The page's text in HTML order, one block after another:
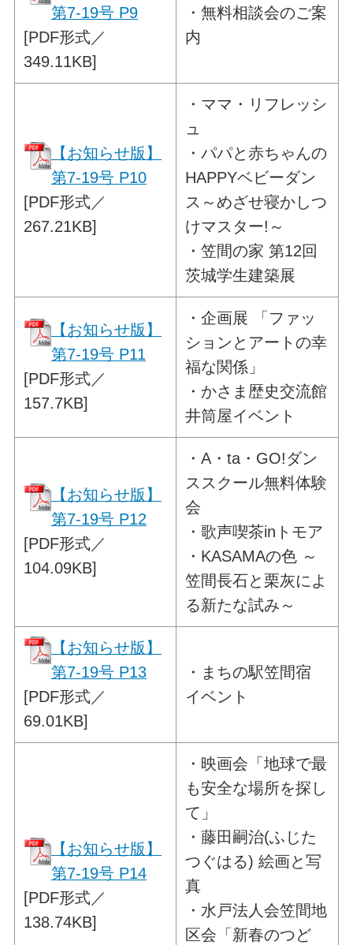
第7-19号 P9
[PDF形式／
349.11KB]
・無料相談会のご案
内
【お知らせ版】
第7-19号 P10
[PDF形式／
267.21KB]
・ ママ・リフレッシ
ュ
・パパと赤ちゃんの
HAPPYベビーダン
ス ～めざせ寝かしつ
けマスター!～
・笠間の家 第12回
茨城学生建築展
【お知らせ版】
第7-19号 P11
[PDF形式／
157.7KB]
・企画展 「ファッ
ションとアートの幸
福な関係」
・かさま歴史交流館
井筒屋イベント
【お知らせ版】
第7-19号 P12
[PDF形式／
104.09KB]
・A・ta・GO!ダン
ススクール無料体験
会
・歌声喫茶inトモア
・KASAMAの色 ～
笠間長石と栗灰によ
る新たな試み～
【お知らせ版】
第7-19号 P13
[PDF形式／
69.01KB]
・ まちの駅笠間宿
イベント
【お知らせ版】
第7-19号 P14
[PDF形式／
138.74KB]
・ 映画会「地球で最
も安全な場所を探し
て」
・藤田嗣治(ふじた
つぐはる) 絵画と写
真
・水戸法人会笠間地
区会「新春のつど